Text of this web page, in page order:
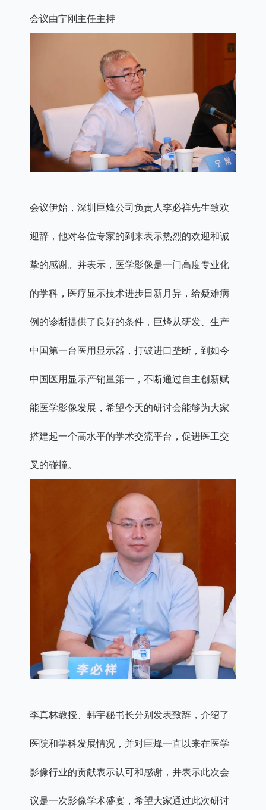
会议由宁刚主任主持
会议伊始，深圳巨烽公司负责人李必祥先生致欢
迎辞，他对各位专家的到来表示热烈的欢迎和诚
挚的感谢。并表示，医学影像是一门高度专业化
的学科，医疗显示技术进步日新月异，给疑难病
例的诊断提供了良好的条件，巨烽从研发、生产
中国第一台医用显示器，打破进口垄断，到如今
中国医用显示产销量第一，不断通过自主创新赋
能医学影像发展，希望今天的研讨会能够为大家
搭建起一个高水平的学术交流平台，促进医工交
叉的碰撞。
李真林教授、韩宇秘书长分别发表致辞，介绍了
医院和学科发展情况，并对巨烽一直以来在医学
影像行业的贡献表示认可和感谢，并表示此次会
议是一次影像学术盛宴，希望大家通过此次研讨